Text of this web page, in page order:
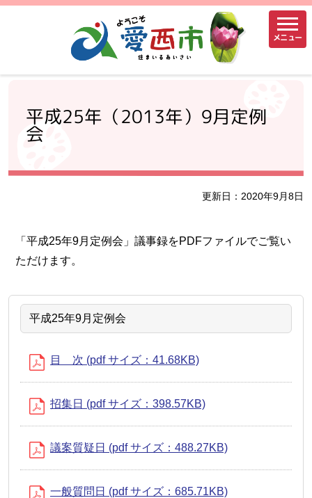
メニュー
平成25年（2013年）9月定例
会
更新日：2020年9月8日
「平成25年9月定例会」議事録をPDFファイルでご覧い
ただけます。
平成25年9月定例会
目 次 (pdf サイズ：41.68KB)
招集日 (pdf サイズ：398.57KB)
議案質疑日 (pdf サイズ：488.27KB)
一般質問日 (pdf サイズ：685.71KB)